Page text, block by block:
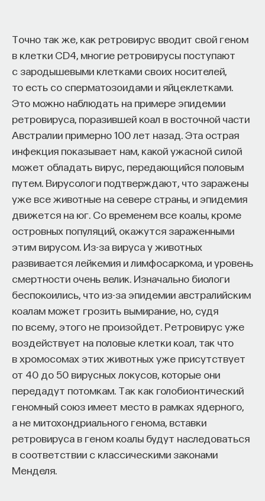
Точно так же, как ретровирус вводит свой геном
в клетки CD4, многие ретровирусы поступают
с зародышевыми клетками своих носителей,
то есть со сперматозоидами и яйцеклетками.
Это можно наблюдать на примере эпидемии
ретровируса, поразившей коал в восточной части
Австралии примерно 100 лет назад. Эта острая
инфекция показывает нам, какой ужасной силой
может обладать вирус, передающийся половым
путем. Вирусологи подтверждают, что заражены
уже все животные на севере страны, и эпидемия
движется на юг. Со временем все коалы, кроме
островных популяций, окажутся зараженными
этим вирусом. Из-за вируса у животных
развивается лейкемия и лимфосаркома, и уровень
смертности очень велик. Изначально биологи
беспокоились, что из-за эпидемии австралийским
коалам может грозить вымирание, но, судя
по всему, этого не произойдет. Ретровирус уже
воздействует на половые клетки коал, так что
в хромосомах этих животных уже присутствует
от 40 до 50 вирусных локусов, которые они
передадут потомкам. Так как голобионтический
геномный союз имеет место в рамках ядерного,
а не митохондриального генома, вставки
ретровируса в геном коалы будут наследоваться
в соответствии с классическими законами
Менделя.